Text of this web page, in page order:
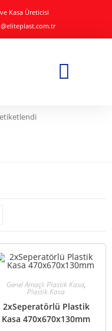
Kasa Üreticisi
Genel Amaçlı Plastik Kasa,
Plastik Kasa
2xSeperatörlü Plastik
Kasa 470x670x130mm